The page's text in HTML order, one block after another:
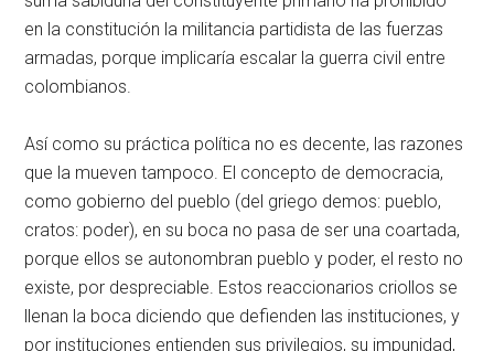
en la constitución la militancia partidista de las fuerzas
armadas, porque implicaría escalar la guerra civil entre
colombianos.
Así como su práctica política no es decente, las razones
que la mueven tampoco. El concepto de democracia,
como gobierno del pueblo (del griego demos: pueblo,
cratos: poder), en su boca no pasa de ser una coartada,
porque ellos se autonombran pueblo y poder, el resto no
existe, por despreciable. Estos reaccionarios criollos se
llenan la boca diciendo que defienden las instituciones, y
por instituciones entienden sus privilegios, su impunidad,